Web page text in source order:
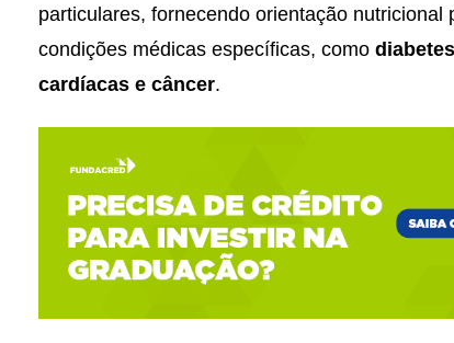
particulares, fornecendo orientação nutricional
condições médicas específicas, como
cardíacas e câncer.